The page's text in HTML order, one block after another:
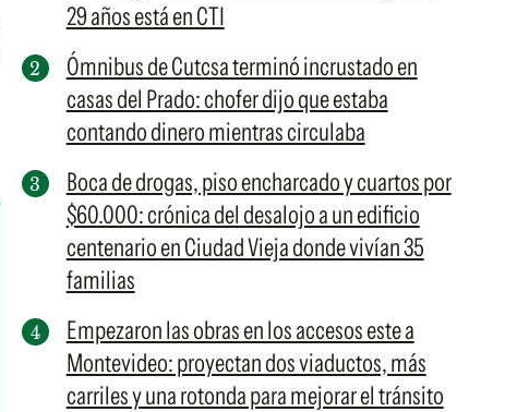
29 años está en CTI
Ómnibus de Cutcsa terminó incrustado en
casas del Prado: chofer dijo que estaba
contando dinero mientras circulaba
Boca de drogas, piso encharcado y cuartos por
$60.000: crónica del desalojo a un edificio
centenario en Ciudad Vieja donde vivían 35
familias
Empezaron las obras en los accesos este a
Montevideo: proyectan dos viaductos, más
carriles y una rotonda para mejorar el tránsito